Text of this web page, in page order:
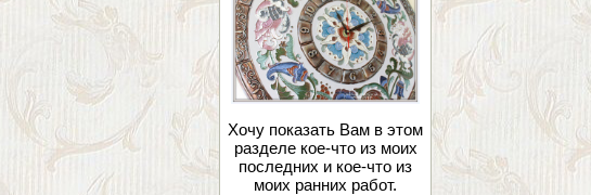
Хочу показать Вам в этом
разделе кое-что из моих
последних и кое-что из
моих ранних работ.